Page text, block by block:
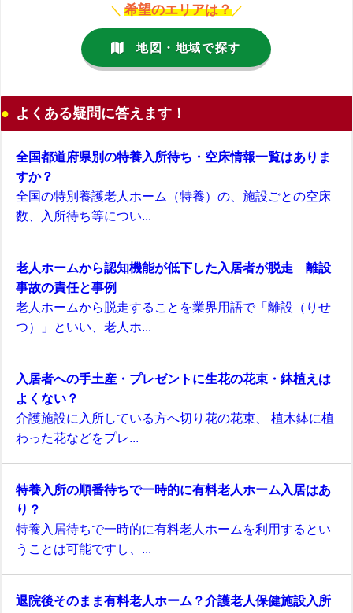
＼ 希望のエリアは？ ／
地図・地域で探す
よくある疑問に答えます！
全国都道府県別の特養入所待ち・空床情報一覧はありま
すか？
全国の特別養護老人ホーム（特養）の、施設ごとの空床
数、入所待ち等につい...
老人ホームから認知機能が低下した入居者が脱走 離設
事故の責任と事例
老人ホームから脱走することを業界用語で「離設（りせ
つ）」といい、老人ホ...
入居者への手土産・プレゼントに生花の花束・鉢植えは
よくない？
介護施設に入所している方へ切り花の花束、 植木鉢に植
わった花などをプレ...
特養入所の順番待ちで一時的に有料老人ホーム入居はあ
り？
特養入居待ちで一時的に有料老人ホームを利用するとい
うことは可能ですし、...
退院後そのまま有料老人ホーム？介護老人保健施設入所